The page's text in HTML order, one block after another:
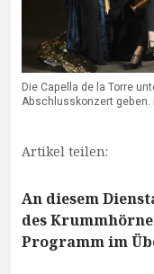
Die Capella de la Torre
Abschlusskonzert geben.
Artikel teilen:
An diesem
des
Programm im